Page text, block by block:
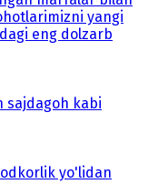
yangi
eng dolzarb
sajdagoh kabi
yo'lidan